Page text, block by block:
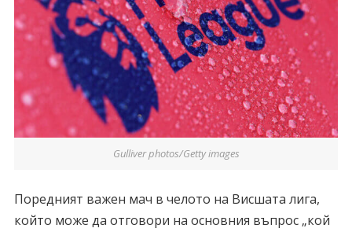
Gulliver photos/Getty images
Поредният важен мач в челото на Висшата лига,
който може да отговори на основния въпрос „кой